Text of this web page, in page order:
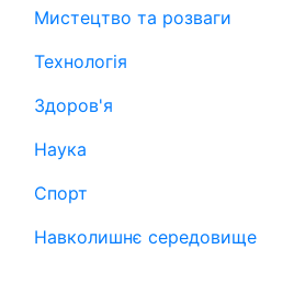
Мистецтво та розваги
Технологія
Здоров'я
Наука
Спорт
Навколишнє середовище